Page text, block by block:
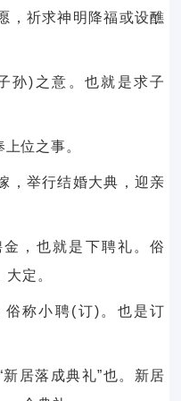
，祈求神明降福或设醮
孙)之意。也就是求子
位之事。
，举行结婚大典，迎亲
，也就是下聘礼。俗
定。
称小聘(订)。也是订
居落成典礼”也。新居